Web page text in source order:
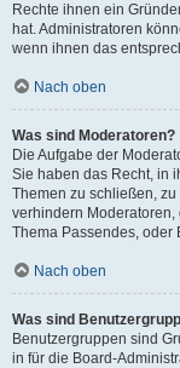
Rechte ihnen ein
hat. Administratoren
wenn ihnen das
Nach oben
Was sind Moderatoren?
Die Aufgabe der
Sie haben das Recht, in
Themen zu schließen,
verhindern Moderatoren,
Thema Passendes, oder
Nach oben
Was sind
Benutzergruppen sind
in für die Board-